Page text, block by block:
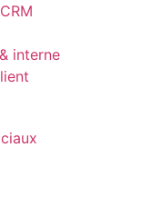
interne